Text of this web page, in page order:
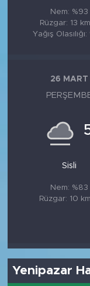
Nem: %93
Rüzgar: 13
Yağış
26 MART
Sisli
Nem: %83
Rüzgar: 10
Yenipazar